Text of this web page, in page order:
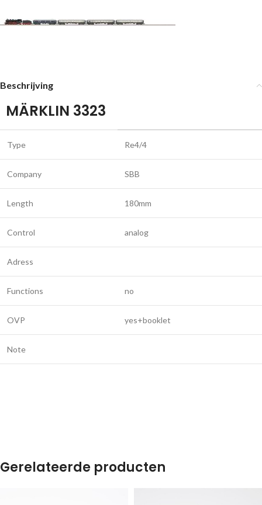
Beschrijving
MÄRKLIN 3323
Type Re4/4
Company SBB
Length 180mm
Control analog
Adress
Functions no
OVP yes+booklet
Note
Gerelateerde producten